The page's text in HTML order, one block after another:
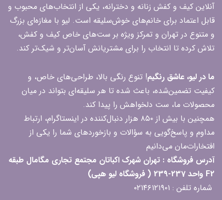
آنلاین کیف و کفش زنانه و دخترانه، یکی از انتخاب‌های محبوب و
قابل اعتماد برای خانم‌های خوش‌سلیقه است. لیو با مغازه‌ای بزرگ
و متنوع در تهران و تمرکز ویژه بر ست‌های خاص کیف و کفش،
تلاش کرده تا انتخاب را برای مشتریانش آسان‌تر و شیک‌تر کند.
ما در لیو، عاشق رنگیم! تنوع رنگی بالا، طراحی‌های خاص، و
کیفیت تضمین‌شده، باعث شده تا هر سلیقه‌ای بتواند در میان
محصولات ما، ست دلخواهش را پیدا کند.
همچنین با بیش از ۸۵۰ هزار دنبال‌کننده در اینستاگرام، ارتباط
مداوم و پاسخ‌گویی به سؤالات و بازخوردهای شما را یکی از
افتخارات‌مان می‌دانیم
آدرس فروشگاه : تهران شهرک اکباتان مجتمع تجاری مگامال طبقه
F2 واحد 237-239 ( فروشگاه لیو هپی)
شماره تلفن : ۰۲۱۴۶۱۲۱۹۰۱